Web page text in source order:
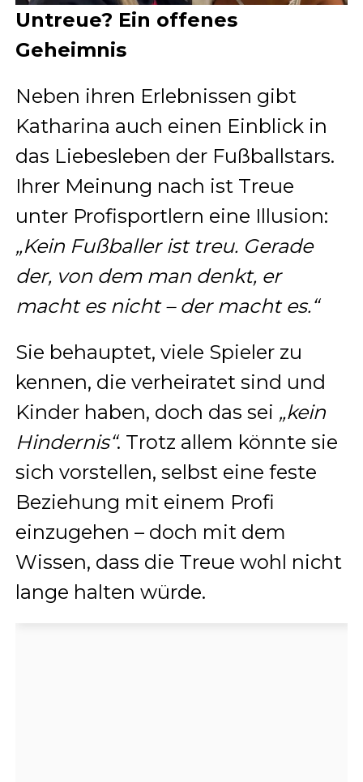
Untreue? Ein offenes
Geheimnis
Neben ihren Erlebnissen gibt
Katharina auch einen Einblick in
das Liebesleben der Fußballstars.
Ihrer Meinung nach ist Treue
unter Profisportlern eine Illusion:
„Kein Fußballer ist treu. Gerade
der, von dem man denkt, er
macht es nicht – der macht es.“
Sie behauptet, viele Spieler zu
kennen, die verheiratet sind und
Kinder haben, doch das sei „kein
Hindernis“. Trotz allem könnte sie
sich vorstellen, selbst eine feste
Beziehung mit einem Profi
einzugehen – doch mit dem
Wissen, dass die Treue wohl nicht
lange halten würde.